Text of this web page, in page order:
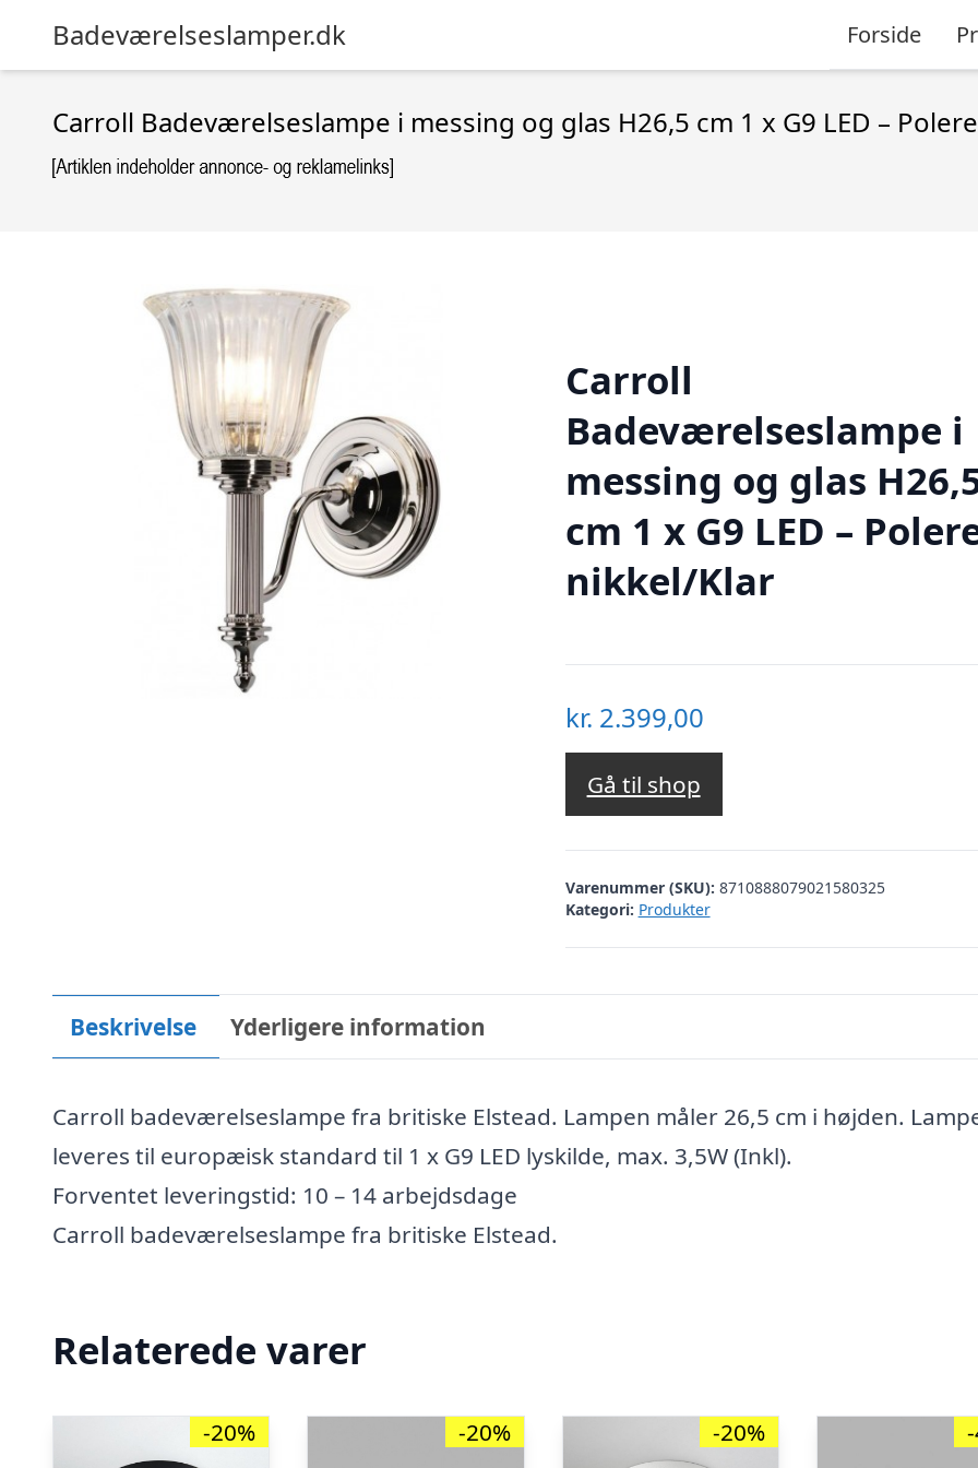
Badeværelseslamper.dk Forside
Carroll Badeværelseslampe i messing og glas H26,5 cm 1 x G9 LED –
Carroll
Badeværelseslampe i
messing og glas
cm 1 x G9 LED –
nikkel/Klar
kr. 2.399,00
Gå til shop
Varenummer (SKU): 8710888079021580325
Kategori: Produkter
Beskrivelse Yderligere information
Carroll badeværelseslampe fra britiske Elstead. Lampen måler 26,5 cm i højden.
leveres til europæisk standard til 1 x G9 LED lyskilde, max. 3,5W (Inkl).
Forventet leveringstid: 10 – 14 arbejdsdage
Carroll badeværelseslampe fra britiske Elstead.
Relaterede varer
-20% -20% -20%